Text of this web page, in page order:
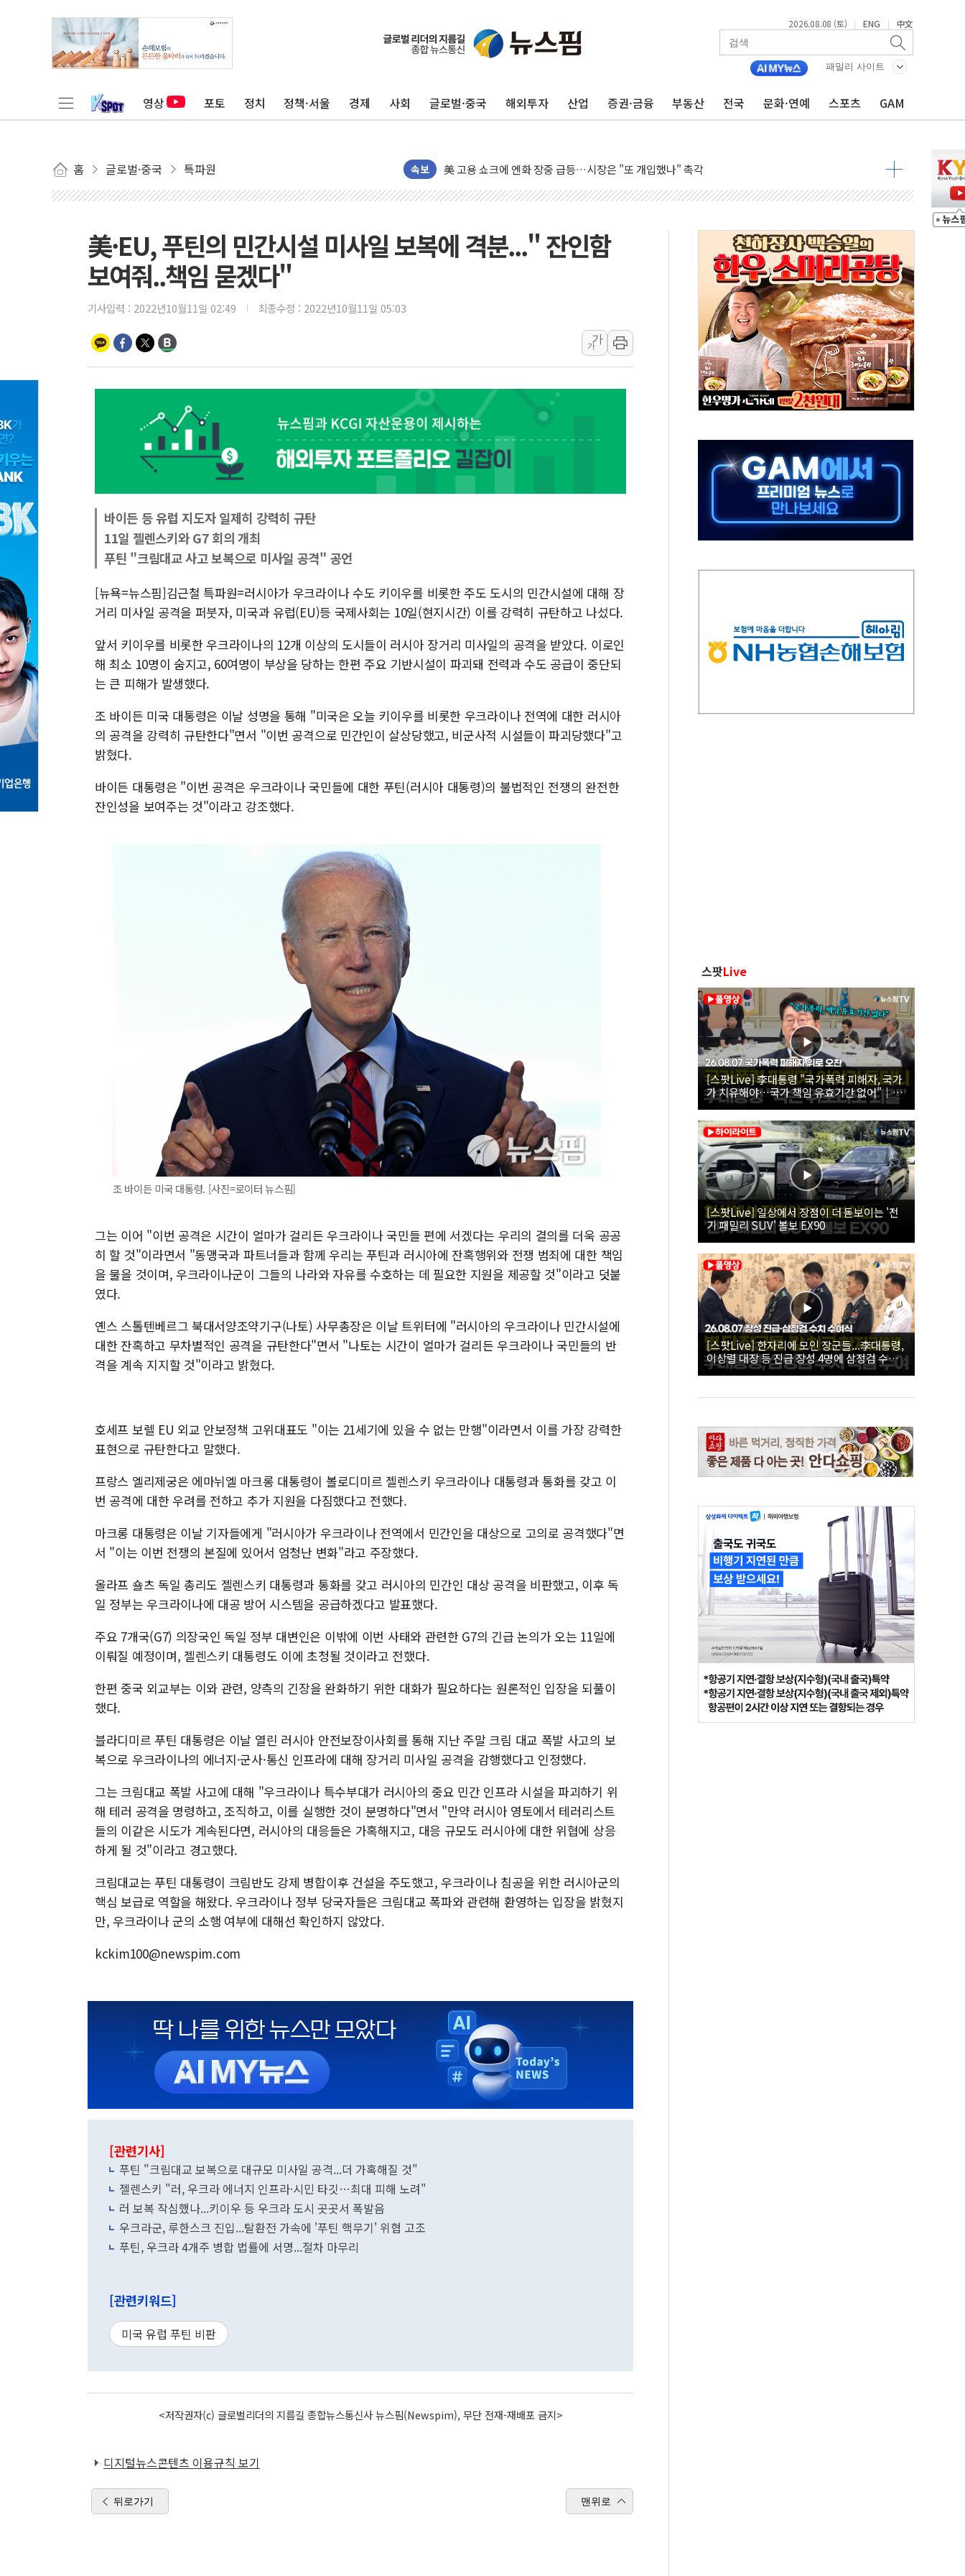
2026.08.08 (토) | ENG | 中文
패밀리 사이트
영상 포토 정치 정책·서울 경제 사회 글로벌·중국 해외투자 산업 증권·금융 부동산 전국 문화·연예 스포츠 GAM
홈 글로벌·중국 특파원 속보
미 연준 매파 기세 꺾이나…고용 감소에 9월 동결 전망 우세
[종합] 이슬람 수니파 3국, '공동방위협정' 체결… 이스라엘·이란 위협에 맞설 자체 억지력 강화
美 항소법원, 백악관 무도회장 공사 중단 명령…트럼프 제동
이란 핵심 원유 수출항 '하르그섬', 최근 1주일 이상 '올스톱'… 美 해상봉쇄 영향
[AI MY 뉴스] 뉴욕 반도체주 프리뷰...美 고용 쇼크에 반도체주 '활짝'
뉴욕증시 프리뷰, 美 고용 쇼크에 금리 인상 우려 후퇴…나스닥 선물 1%대 상승
[사진] 이슬람 수니파 3개국, 공동방위협정 체결
뉴욕증시 개장 전 특징주...아틀라시안·클라우드플레어·태양광주↑ VS 트레이드데스크·웬디스↓
보훈부, 미 DPAA와 MOU… "6·25 미군 실종자 7359명 끝까지 찾겠다"
李 "해남 태양광, 대한민국 다음 100년 밑거름…수도권 집중 완화 전환점"
李 대통령, '6시간 마라톤 부동산 2차 회의' 주재… "전폭적 공급 확대·속도전 총력"
트럼프, 中 겨냥 폴리실리콘 관세 15% 부과…美 태양광주 급등
[사진] 빈살만과 에르도안의 만남
이란와이어 "이란 최고지도자 위독…곧 사망해도 놀랍지 않아"
남동발전, 해남군에 국내 최대 규모 400MW 태양광 착공…여의도 1.6배 규모
美·EU, 푸틴의 민간시설 미사일 보복에 격분..." 잔인함
보여줘..책임 묻겠다"
기사입력 : 2022년10월11일 02:49 최종수정 : 2022년10월11일 05:03
가
가
바이든 등 유럽 지도자 일제히 강력히 규탄
11일 젤렌스키와 G7 회의 개최
푸틴 "크림대교 사고 보복으로 미사일 공격" 공언
[뉴욕=뉴스핌]김근철 특파원=러시아가 우크라이나 수도 키이우를 비롯한 주도 도시의 민간시설에 대해 장
거리 미사일 공격을 퍼붓자, 미국과 유럽(EU)등 국제사회는 10일(현지시간) 이를 강력히 규탄하고 나섰다.
앞서 키이우를 비롯한 우크라이나의 12개 이상의 도시들이 러시아 장거리 미사일의 공격을 받았다. 이로인
해 최소 10명이 숨지고, 60여명이 부상을 당하는 한편 주요 기반시설이 파괴돼 전력과 수도 공급이 중단되
는 큰 피해가 발생했다.
조 바이든 미국 대통령은 이날 성명을 통해 "미국은 오늘 키이우를 비롯한 우크라이나 전역에 대한 러시아
의 공격을 강력히 규탄한다"면서 "이번 공격으로 민간인이 살상당했고, 비군사적 시설들이 파괴당했다"고
밝혔다.
바이든 대통령은 "이번 공격은 우크라이나 국민들에 대한 푸틴(러시아 대통령)의 불법적인 전쟁의 완전한
잔인성을 보여주는 것"이라고 강조했다.
조 바이든 미국 대통령. [사진=로이터 뉴스핌]
그는 이어 "이번 공격은 시간이 얼마가 걸리든 우크라이나 국민들 편에 서겠다는 우리의 결의를 더욱 공공
히 할 것"이라면서 "동맹국과 파트너들과 함께 우리는 푸틴과 러시아에 잔혹행위와 전쟁 범죄에 대한 책임
을 물을 것이며, 우크라이나군이 그들의 나라와 자유를 수호하는 데 필요한 지원을 제공할 것"이라고 덧붙
였다.
옌스 스톨텐베르그 북대서양조약기구(나토) 사무총장은 이날 트위터에 "러시아의 우크라이나 민간시설에
대한 잔혹하고 무차별적인 공격을 규탄한다"면서 "나토는 시간이 얼마가 걸리든 우크라이나 국민들의 반
격을 계속 지지할 것"이라고 밝혔다.
호세프 보렐 EU 외교 안보정책 고위대표도 "이는 21세기에 있을 수 없는 만행"이라면서 이를 가장 강력한
표현으로 규탄한다고 말했다.
프랑스 엘리제궁은 에마뉘엘 마크롱 대통령이 볼로디미르 젤렌스키 우크라이나 대통령과 통화를 갖고 이
번 공격에 대한 우려를 전하고 추가 지원을 다짐했다고 전했다.
마크롱 대통령은 이날 기자들에게 "러시아가 우크라이나 전역에서 민간인을 대상으로 고의로 공격했다"면
서 "이는 이번 전쟁의 본질에 있어서 엄청난 변화"라고 주장했다.
올라프 숄츠 독일 총리도 젤렌스키 대통령과 통화를 갖고 러시아의 민간인 대상 공격을 비판했고, 이후 독
일 정부는 우크라이나에 대공 방어 시스템을 공급하겠다고 발표했다.
주요 7개국(G7) 의장국인 독일 정부 대변인은 이밖에 이번 사태와 관련한 G7의 긴급 논의가 오는 11일에
이뤄질 예정이며, 젤렌스키 대통령도 이에 초청될 것이라고 전했다.
한편 중국 외교부는 이와 관련, 양측의 긴장을 완화하기 위한 대화가 필요하다는 원론적인 입장을 되풀이
했다.
블라디미르 푸틴 대통령은 이날 열린 러시아 안전보장이사회를 통해 지난 주말 크림 대교 폭발 사고의 보
복으로 우크라이나의 에너지·군사·통신 인프라에 대해 장거리 미사일 공격을 감행했다고 인정했다.
그는 크림대교 폭발 사고에 대해 "우크라이나 특수부대가 러시아의 중요 민간 인프라 시설을 파괴하기 위
해 테러 공격을 명령하고, 조직하고, 이를 실행한 것이 분명하다"면서 "만약 러시아 영토에서 테러리스트
들의 이같은 시도가 계속된다면, 러시아의 대응들은 가혹해지고, 대응 규모도 러시아에 대한 위협에 상응
하게 될 것"이라고 경고했다.
크림대교는 푸틴 대통령이 크림반도 강제 병합이후 건설을 주도했고, 우크라이나 침공을 위한 러시아군의
핵심 보급로 역할을 해왔다. 우크라이나 정부 당국자들은 크림대교 폭파와 관련해 환영하는 입장을 밝혔지
만, 우크라이나 군의 소행 여부에 대해선 확인하지 않았다.
kckim100@newspim.com
[관련기사]
푸틴 "크림대교 보복으로 대규모 미사일 공격...더 가혹해질 것"
젤렌스키 "러, 우크라 에너지 인프라·시민 타깃…최대 피해 노려"
러 보복 작심했나...키이우 등 우크라 도시 곳곳서 폭발음
우크라군, 루한스크 진입...탈환전 가속에 '푸틴 핵무기' 위협 고조
푸틴, 우크라 4개주 병합 법률에 서명...절차 마무리
[관련키워드]
미국 유럽 푸틴 비판
<저작권자(c) 글로벌리더의 지름길 종합뉴스통신사 뉴스핌(Newspim), 무단 전재-재배포 금지>
디지털뉴스콘텐츠 이용규칙 보기
뒤로가기 맨위로
스팟Live
[스팟Live] 李대통령 "국가폭력 피해자, 국가
가 치유해야…국가 책임 유효기간 없어"｜
26.08.07 국가폭력 피해자 위로 오찬
[스팟Live] 일상에서 장점이 더 돋보이는 '전
기 패밀리 SUV' 볼보 EX90
[스팟Live] 한자리에 모인 장군들...李대통령,
이상렬 대장 등 진급 장성 4명에 삼정검 수치
직접 수여｜26.08.07 장성 진급·삼정검 수치